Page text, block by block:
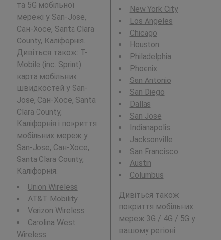
та 5G мобільної
мережі у San-Jose,
Сан-Хосе, Santa Clara
County, Каліфорнія.
Дивіться також: T-
Mobile (inc. Sprint)
карта мобільних
швидкостей у San-
Jose, Сан-Хосе, Santa
Clara County,
Каліфорнія і покриття
мобільних мереж у
San-Jose, Сан-Хосе,
Santa Clara County,
Каліфорнія.
Union Wireless
AT&T Mobility
Verizon Wireless
Carolina West
Wireless
New York City
Los Angeles
Chicago
Houston
Philadelphia
Phoenix
San Antonio
San Diego
Dallas
San Jose
Indianapolis
Jacksonville
San Francisco
Austin
Columbus
Дивіться також
покриття мобільних
мереж 3G / 4G / 5G у
вашому регіоні: